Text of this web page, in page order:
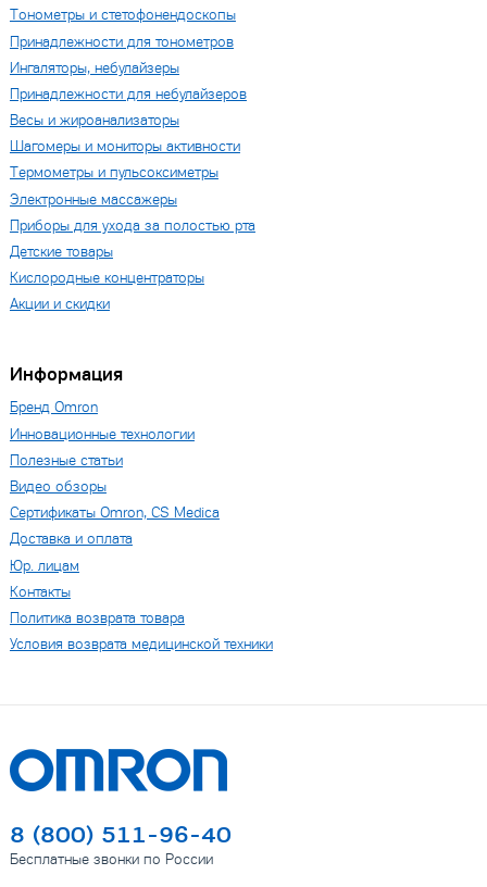
Тонометры и стетофонендоскопы
Принадлежности для тонометров
Ингаляторы, небулайзеры
Принадлежности для небулайзеров
Весы и жироанализаторы
Шагомеры и мониторы активности
Термометры и пульсоксиметры
Электронные массажеры
Приборы для ухода за полостью рта
Детские товары
Кислородные концентраторы
Акции и скидки
Информация
Бренд Omron
Инновационные технологии
Полезные статьи
Видео обзоры
Сертификаты Omron, CS Medica
Доставка и оплата
Юр. лицам
Контакты
Политика возврата товара
Условия возврата медицинской техники
8 (800) 511-96-40
Бесплатные звонки по России